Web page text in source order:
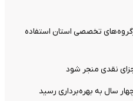
تخصصی استان استفاده
نقدی منجر شود